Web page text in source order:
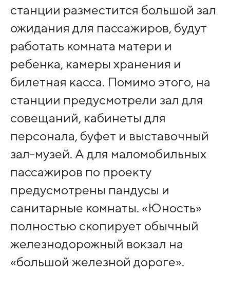
станции разместится большой зал
ожидания для пассажиров, будут
работать комната матери и
ребенка, камеры хранения и
билетная касса. Помимо этого, на
станции предусмотрели зал для
совещаний, кабинеты для
персонала, буфет и выставочный
зал-музей. А для маломобильных
пассажиров по проекту
предусмотрены пандусы и
санитарные комнаты. «Юность»
полностью скопирует обычный
железнодорожный вокзал на
«большой железной дороге».